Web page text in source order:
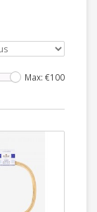
Max: €100